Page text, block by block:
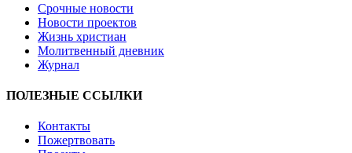
Срочные новости
Новости проектов
Жизнь христиан
Молитвенный дневник
Журнал
ПОЛЕЗНЫЕ ССЫЛКИ
Контакты
Пожертвовать